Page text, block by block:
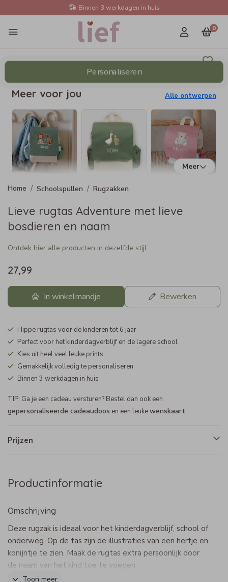
Binnen 3 werkdagen in huis
0
Personaliseren
Meer voor jou Alle ontwerpen
Meer
Schoolspullen Rugzakken
Lieve rugtas Adventure met lieve
bosdieren en naam
Ontdek hier alle producten in dezelfde stijl
27,99
In winkelmandje Bewerken
Hippe rugtas voor de kinderen tot 6 jaar
Perfect voor het kinderdagverblijf en de lagere school
Kies uit heel veel leuke prints
Gemakkelijk volledig te personaliseren
Binnen 3 werkdagen in huis
TIP: Ga je een cadeau versturen? Bestel dan ook een
gepersonaliseerde cadeaudoos en een leukewenskaart
Prijzen
Productinformatie
Omschrijving
Deze rugzak is ideaal voor het kinderdagverblijf, school of
onderweg. Op de tas zijn de illustraties van een hertje en
konijntje te zien. Maak de rugtas extra persoonlijk door
de naam van het kind toe te voegen.
Dit product maakt onderdeel uit van
Toon meer